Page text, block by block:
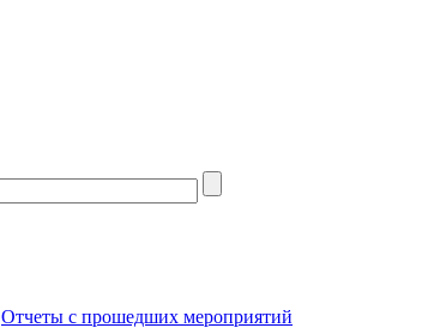
Отчеты с прошедших мероприятий